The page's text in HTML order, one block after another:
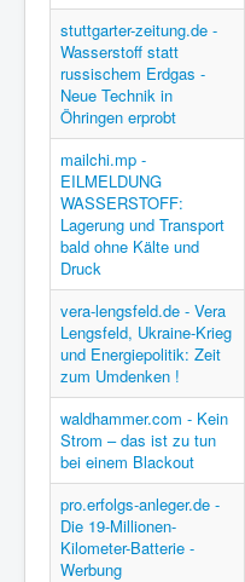
stuttgarter-zeitung.de -
Wasserstoff statt
russischem Erdgas -
Neue Technik in
Öhringen erprobt
mailchi.mp -
EILMELDUNG
WASSERSTOFF:
Lagerung und Transport
bald ohne Kälte und
Druck
vera-lengsfeld.de - Vera
Lengsfeld, Ukraine-Krieg
und Energiepolitik: Zeit
zum Umdenken !
waldhammer.com - Kein
Strom – das ist zu tun
bei einem Blackout
pro.erfolgs-anleger.de -
Die 19-Millionen-
Kilometer-Batterie -
Werbung